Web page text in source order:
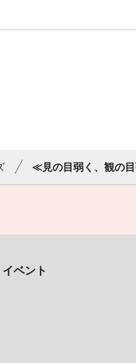
≪見の目弱く、観の
ベント